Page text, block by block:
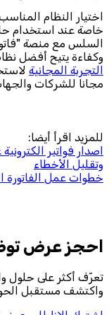
اختيار النظام
خاصة عند استخدام
السلس مع منصة
وكفاءة يتيح أفضل
التجربة المجانية
مجانا للشركات
للمزيد اقرأ أيضا:
اصدار فواتير
وتقليل الأخطاء
خطوات عمل الفاتورة
احجز‎ عرض توضيحي الآن!
واكتشف مستقبل